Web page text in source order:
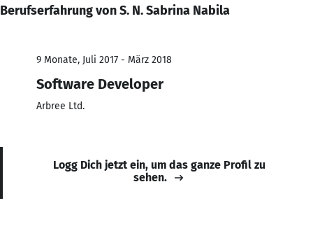
Berufserfahrung von S. N. Sabrina Nabila
9 Monate, Juli 2017 - März 2018
Software Developer
Arbree Ltd.
Logg Dich jetzt ein, um das ganze Profil zu
sehen.